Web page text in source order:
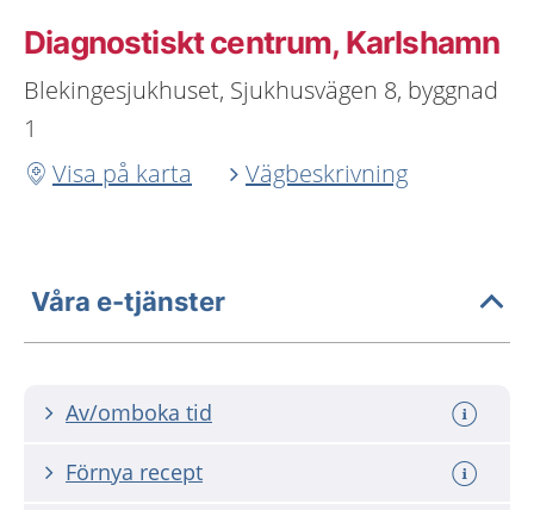
Diagnostiskt centrum, Karlshamn
Blekingesjukhuset, Sjukhusvägen 8, byggnad
1
Visa på karta
Vägbeskrivning
Våra e-tjänster
Av/omboka tid
Förnya recept